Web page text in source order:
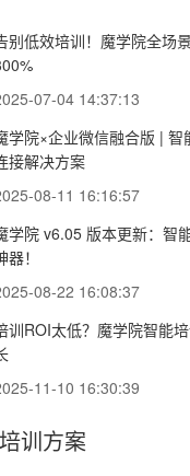
别低效培训！魔学院全场
07-04 14:37:13
学院×企业微信融合版 |
接解决方案
08-11 16:16:57
学院 v6.05 版本更新：智
器！
08-22 16:08:37
训ROI太低？魔学院智能
11-10 16:30:39
培训方案